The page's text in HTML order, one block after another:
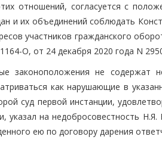
отношений, согласуется с
и их объединений соблюдать
участников гражданского
О, от 24 декабря 2020 года N
законоположения не содержат
как нарушающие в
суд первой инстанции,
указал на недобросовестность
ею по договору дарения